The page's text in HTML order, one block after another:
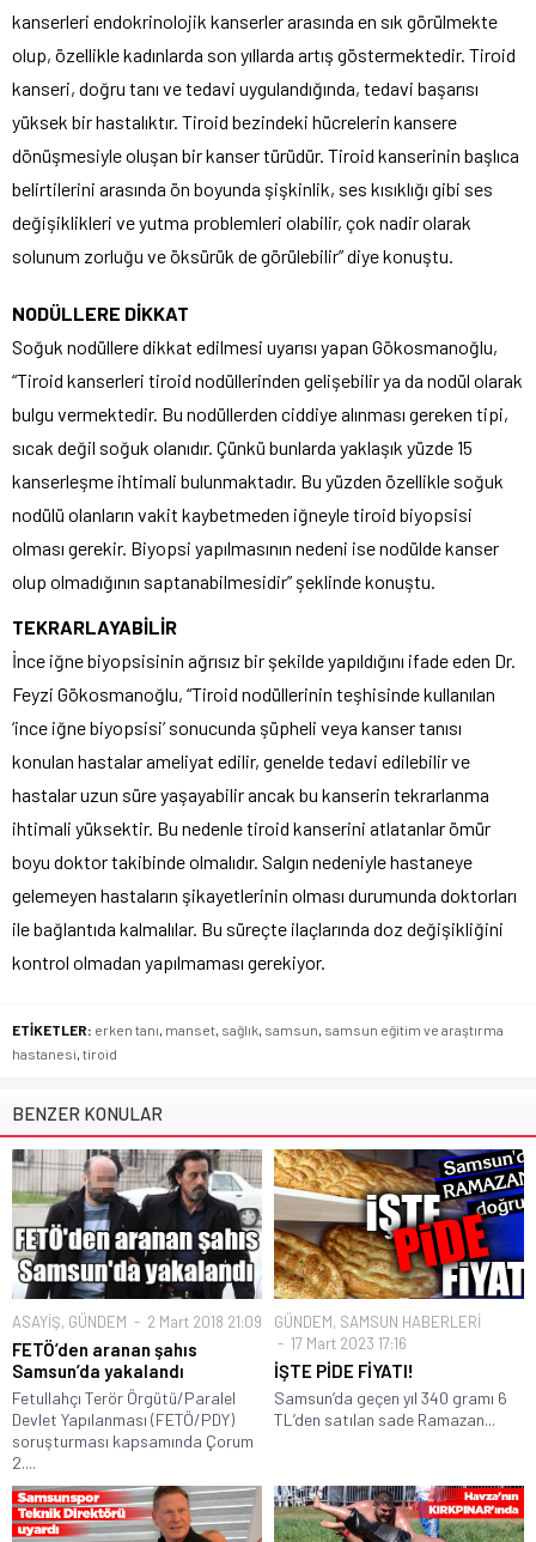
kanserleri endokrinolojik kanserler arasında en sık görülmekte
olup, özellikle kadınlarda son yıllarda artış göstermektedir. Tiroid
kanseri, doğru tanı ve tedavi uygulandığında, tedavi başarısı
yüksek bir hastalıktır. Tiroid bezindeki hücrelerin kansere
dönüşmesiyle oluşan bir kanser türüdür. Tiroid kanserinin başlıca
belirtilerini arasında ön boyunda şişkinlik, ses kısıklığı gibi ses
değişiklikleri ve yutma problemleri olabilir, çok nadir olarak
solunum zorluğu ve öksürük de görülebilir” diye konuştu.
NODÜLLERE DİKKAT
Soğuk nodüllere dikkat edilmesi uyarısı yapan Gökosmanoğlu,
“Tiroid kanserleri tiroid nodüllerinden gelişebilir ya da nodül olarak
bulgu vermektedir. Bu nodüllerden ciddiye alınması gereken tipi,
sıcak değil soğuk olanıdır. Çünkü bunlarda yaklaşık yüzde 15
kanserleşme ihtimali bulunmaktadır. Bu yüzden özellikle soğuk
nodülü olanların vakit kaybetmeden iğneyle tiroid biyopsisi
olması gerekir. Biyopsi yapılmasının nedeni ise nodülde kanser
olup olmadığının saptanabilmesidir” şeklinde konuştu.
TEKRARLAYABİLİR
İnce iğne biyopsisinin ağrısız bir şekilde yapıldığını ifade eden Dr.
Feyzi Gökosmanoğlu, “Tiroid nodüllerinin teşhisinde kullanılan
‘ince iğne biyopsisi’ sonucunda şüpheli veya kanser tanısı
konulan hastalar ameliyat edilir, genelde tedavi edilebilir ve
hastalar uzun süre yaşayabilir ancak bu kanserin tekrarlanma
ihtimali yüksektir. Bu nedenle tiroid kanserini atlatanlar ömür
boyu doktor takibinde olmalıdır. Salgın nedeniyle hastaneye
gelemeyen hastaların şikayetlerinin olması durumunda doktorları
ile bağlantıda kalmalılar. Bu süreçte ilaçlarında doz değişikliğini
kontrol olmadan yapılmaması gerekiyor.
ETİKETLER: erken tanı manset sağlık samsun samsun eğitim ve araştırma
hastanesi tiroid
BENZER KONULAR
ASAYİŞ, GÜNDEM 2 Mart 2018 21:09
FETÖ’den aranan şahıs
Samsun’da yakalandı
Fetullahçı Terör Örgütü/Paralel
Devlet Yapılanması (FETÖ/PDY)
soruşturması kapsamında Çorum
2....
GÜNDEM, SAMSUN HABERLERİ
17 Mart 2023 17:16
İŞTE PİDE FİYATI!
Samsun’da geçen yıl 340 gramı 6
TL’den satılan sade Ramazan...